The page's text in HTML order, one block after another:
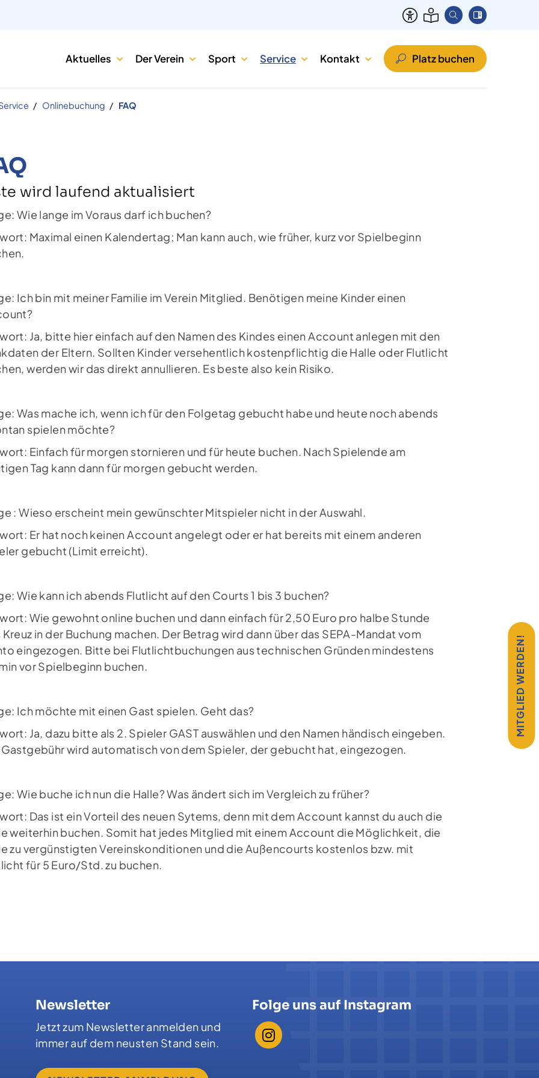
Aktuelles Der Verein Sport Service Kontakt Platz buchen
Onlinebuchung FAQ
wird laufend aktualisiert
Wie lange im Voraus darf ich buchen?
Maximal einen Kalendertag; Man kann auch, wie früher, kurz vor Spielbeginn
Ich bin mit meiner Familie im Verein Mitglied. Benötigen meine Kinder einen
Ja, bitte hier einfach auf den Namen des Kindes einen Account anlegen mit den
der Eltern. Sollten Kinder versehentlich kostenpflichtig die Halle oder Flutlicht
werden wir das direkt annullieren. Es beste also kein Risiko.
Was mache ich, wenn ich für den Folgetag gebucht habe und heute noch abends
spielen möchte?
Einfach für morgen stornieren und für heute buchen. Nach Spielende am
Tag kann dann für morgen gebucht werden.
: Wieso erscheint mein gewünschter Mitspieler nicht in der Auswahl.
Er hat noch keinen Account angelegt oder er hat bereits mit einem anderen
gebucht (Limit erreicht).
Wie kann ich abends Flutlicht auf den Courts 1 bis 3 buchen?
Wie gewohnt online buchen und dann einfach für 2,50 Euro pro halbe Stunde
Kreuz in der Buchung machen. Der Betrag wird dann über das SEPA-Mandat vom
eingezogen. Bitte bei Flutlichtbuchungen aus technischen Gründen mindestens
vor Spielbeginn buchen.
Ich möchte mit einen Gast spielen. Geht das?
Ja, dazu bitte als 2. Spieler GAST auswählen und den Namen händisch eingeben.
Gastgebühr wird automatisch von dem Spieler, der gebucht hat, eingezogen.
Wie buche ich nun die Halle? Was ändert sich im Vergleich zu früher?
Das ist ein Vorteil des neuen Sytems, denn mit dem Account kannst du auch die
weiterhin buchen. Somit hat jedes Mitglied mit einem Account die Möglichkeit, die
zu vergünstigten Vereinskonditionen und die Außencourts kostenlos bzw. mit
für 5 Euro/Std. zu buchen.
Newsletter
Jetzt zum Newsletter anmelden und
immer auf dem neusten Stand sein.
Folge uns auf Instagram
MITGLIED WERDEN!
Jetzt zum Newsletter anmelden und
immer auf dem neusten Stand sein.
Folge uns auf Instagram